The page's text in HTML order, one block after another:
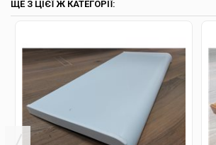
ЩЕ З ЦІЄЇ Ж КАТЕГОРІЇ: